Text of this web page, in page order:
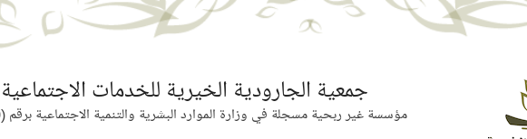
جمعية الجارودية الخيرية للخدمات الاجتماعية
مؤسسة غير ربحية مسجلة في وزارة الموارد البشرية والتنمية الاجتماعية برقم (60)